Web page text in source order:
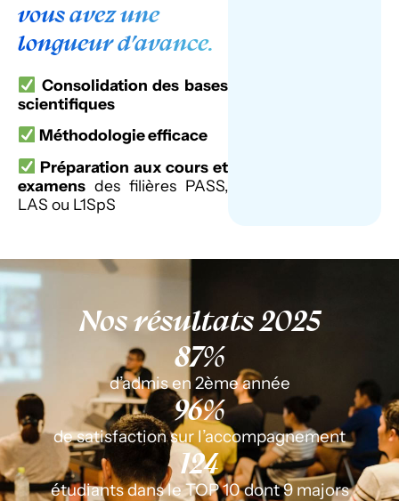
vous avez une
longueur d’avance.
Consolidation des bases
scientifiques
Méthodologie efficace
Préparation aux cours et
examens des filières PASS,
LAS ou L1SpS
Nos résultats 2025
d’admis en 2ème année
87%
de satisfaction sur l’accompagnement
96%
étudiants dans le TOP 10 dont 9 majors
124